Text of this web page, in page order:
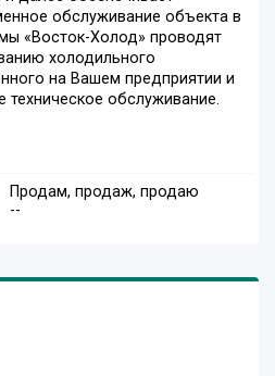
обслуживание объекта в
«Восток-Холод» проводят
холодильного
на Вашем предприятии и
обслуживание.
Продам, продаж, продаю
--